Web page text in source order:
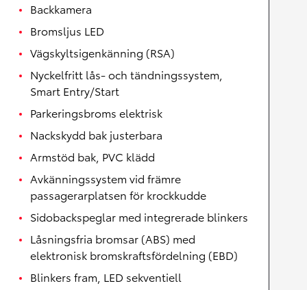
Backkamera
Bromsljus LED
Vägskyltsigenkänning (RSA)
Nyckelfritt lås- och tändningssystem,
Smart Entry/Start
Parkeringsbroms elektrisk
Nackskydd bak justerbara
Armstöd bak, PVC klädd
Avkänningssystem vid främre
passagerarplatsen för krockkudde
Sidobackspeglar med integrerade blinkers
Låsningsfria bromsar (ABS) med
elektronisk bromskraftsfördelning (EBD)
Blinkers fram, LED sekventiell